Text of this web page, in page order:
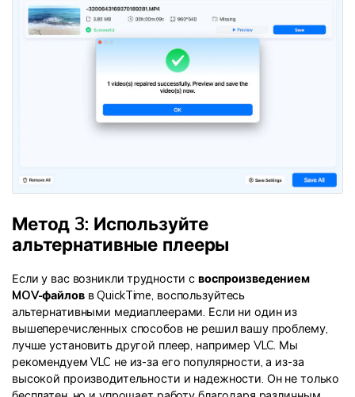
Метод 3: Используйте
альтернативные плееры
Если у вас возникли трудности с воспроизведением
MOV-файлов в QuickTime, воспользуйтесь
альтернативными медиаплеерами. Если ни один из
вышеперечисленных способов не решил вашу проблему,
лучше установить другой плеер, например VLC. Мы
рекомендуем VLC не из-за его популярности, а из-за
высокой производительности и надежности. Он не только